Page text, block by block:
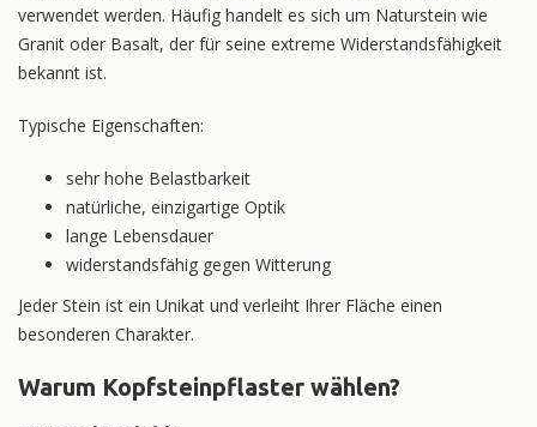
verwendet werden. Häufig handelt es sich um Naturstein wie
Granit oder Basalt, der für seine extreme Widerstandsfähigkeit
bekannt ist.
Typische Eigenschaften:
sehr hohe Belastbarkeit
natürliche, einzigartige Optik
lange Lebensdauer
widerstandsfähig gegen Witterung
Jeder Stein ist ein Unikat und verleiht Ihrer Fläche einen
besonderen Charakter.
Warum Kopfsteinpflaster wählen?